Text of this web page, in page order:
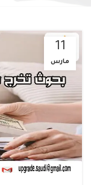
11
مارس